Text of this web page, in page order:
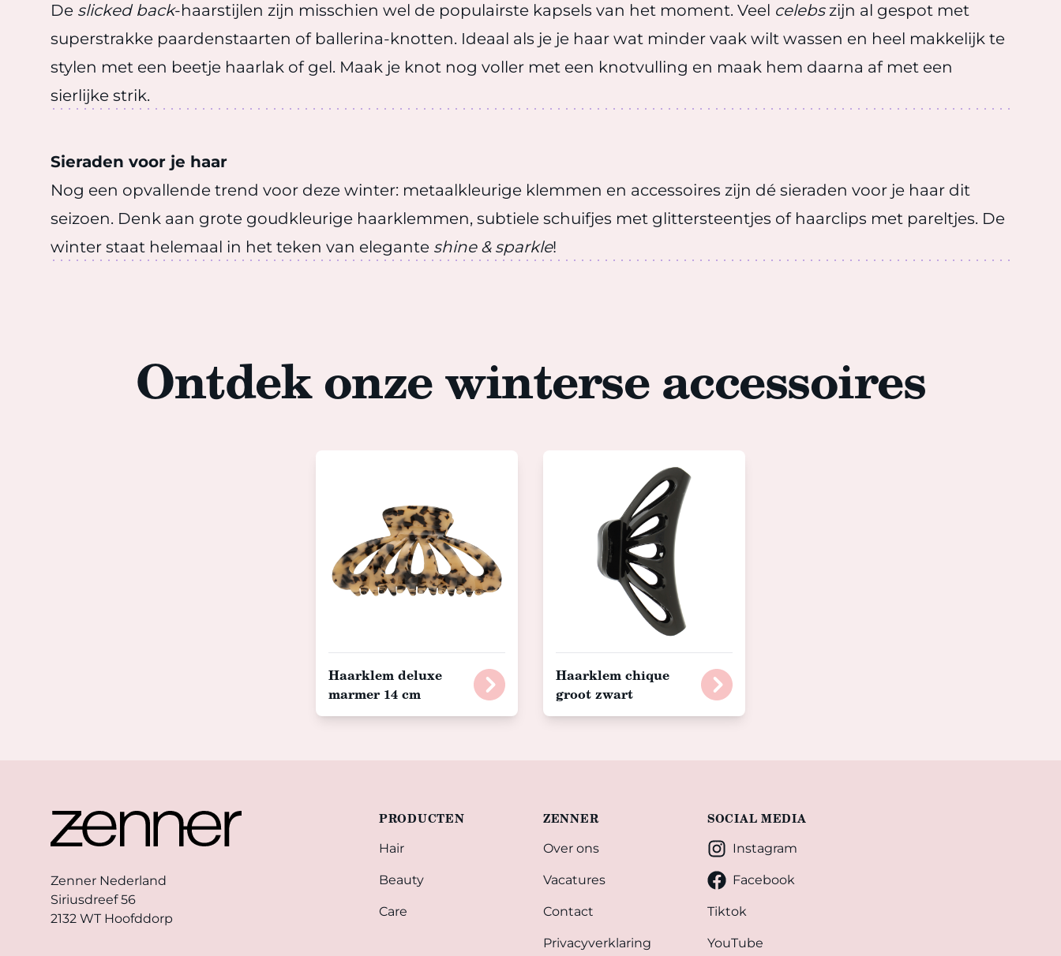
De slicked back-haarstijlen zijn misschien wel de populairste kapsels van het moment. Veel celebszijn al gespot met
superstrakke paardenstaarten of ballerina-knotten. Ideaal als je je haar wat minder vaak wilt wassen en heel makkelijk te
stylen met een beetje haarlak of gel. Maak je knot nog voller met een knotvulling en maak hem daarna af met een
sierlijke strik.
Sieraden voor je haar
Nog een opvallende trend voor deze winter: metaalkleurige klemmen en accessoires zijn dé sieraden voor je haar dit
seizoen. Denk aan grote goudkleurige haarklemmen, subtiele schuifjes met glittersteentjes of haarclips met pareltjes. De
winter staat helemaal in het teken van elegante shine & sparkle!
Ontdek onze winterse accessoires
Haarklem deluxe
marmer 14 cm
Haarklem chique
groot zwart
Zenner Nederland
Siriusdreef 56
2132 WT Hoofddorp
PRODUCTEN
Hair
Beauty
Care
ZENNER
Over ons
Vacatures
Contact
Privacyverklaring
SOCIAL MEDIA
Instagram
Facebook
Tiktok
YouTube